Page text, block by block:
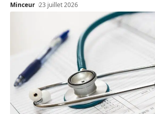
Minceur 23 juillet 2026